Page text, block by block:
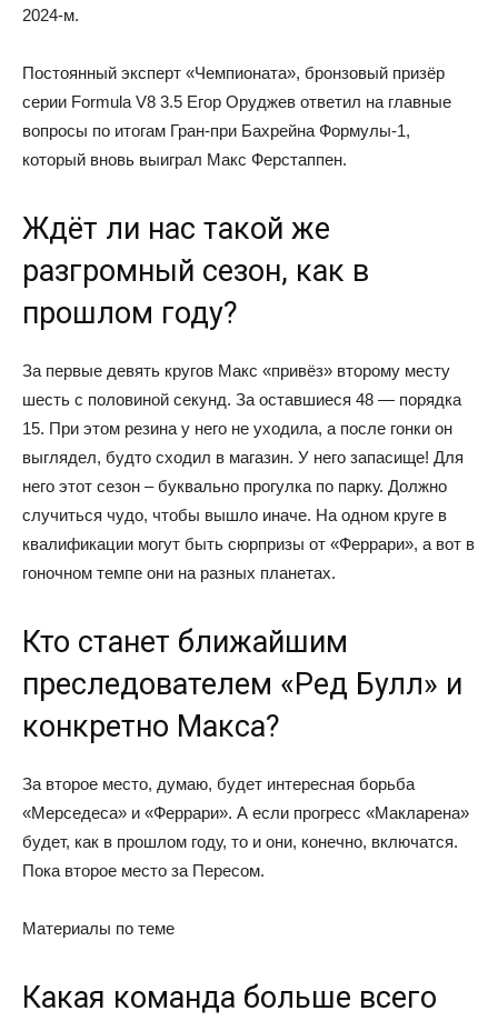
2024-м.
Постоянный эксперт «Чемпионата», бронзовый призёр
серии Formula V8 3.5 Егор Оруджев ответил на главные
вопросы по итогам Гран-при Бахрейна Формулы-1,
который вновь выиграл Макс Ферстаппен.
Ждёт ли нас такой же
разгромный сезон, как в
прошлом году?
За первые девять кругов Макс «привёз» второму месту
шесть с половиной секунд. За оставшиеся 48 — порядка
15. При этом резина у него не уходила, а после гонки он
выглядел, будто сходил в магазин. У него запасище! Для
него этот сезон – буквально прогулка по парку. Должно
случиться чудо, чтобы вышло иначе. На одном круге в
квалификации могут быть сюрпризы от «Феррари», а вот в
гоночном темпе они на разных планетах.
Кто станет ближайшим
преследователем «Ред Булл» и
конкретно Макса?
За второе место, думаю, будет интересная борьба
«Мерседеса» и «Феррари». А если прогресс «Макларена»
будет, как в прошлом году, то и они, конечно, включатся.
Пока второе место за Пересом.
Материалы по теме
Какая команда больше всего